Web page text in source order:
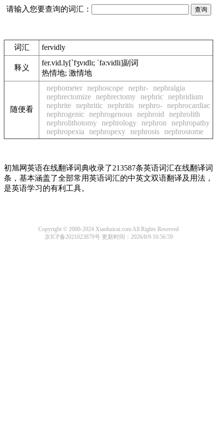
请输入您要查询的词汇：
词汇 fervidly
释义
fer.vid.ly[`fʒvɪdlɪ; ˈfə:vidli]副词
热情地; 激情地
随便看
nephometer nephoscope nephr-
nephralgia
nephrectomize
nephrectomy nephric
nephridium
nephrite
nephritic nephritis nephro-
nephrocardiac
nephrogenic
nephrogenous nephroid
nephrolith
nephrolithotomy
nephrology nephron
nephropathy
nephropexia
nephropexy nephrosis nephrostome
初旭网英语在线翻译词典收录了213587条英语词汇在线翻译词
条，基本涵盖了全部常用英语词汇的中英文双语翻译及用法，
是英语学习的有利工具。
Copyright © 2000-2024 Xiaohuicai.com All Rights Reserved
京ICP备2021023879号更新时间：2026/8/9 10:56:59